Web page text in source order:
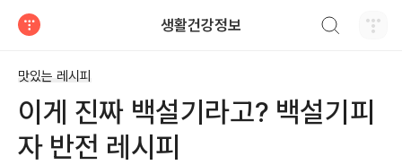
생활건강정보
맛있는 레시피
이게 진짜 백설기라고? 백설기피
자 반전 레시피